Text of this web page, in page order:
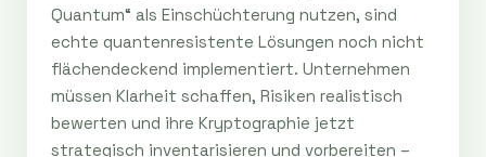
Quantum“ als Einschüchterung nutzen, sind
echte quantenresistente Lösungen noch nicht
flächendeckend implementiert. Unternehmen
müssen Klarheit schaffen, Risiken realistisch
bewerten und ihre Kryptographie jetzt
strategisch inventarisieren und vorbereiten –